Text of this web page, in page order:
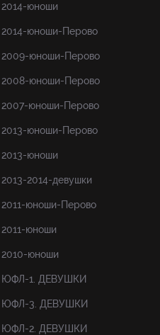
2014-юноши
2014-юноши-Перово
2009-юноши-Перово
2008-юноши-Перово
2007-юноши-Перово
2013-юноши-Перово
2013-юноши
2013-2014-девушки
2011-юноши-Перово
2011-юноши
2010-юноши
ЮФЛ-1. ДЕВУШКИ
ЮФЛ-3. ДЕВУШКИ
ЮФЛ-2. ДЕВУШКИ